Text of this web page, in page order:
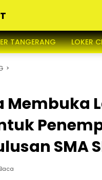
TANGERANG LOKER
Membuka
SMA